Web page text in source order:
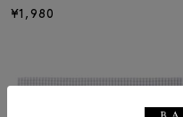
¥1,980